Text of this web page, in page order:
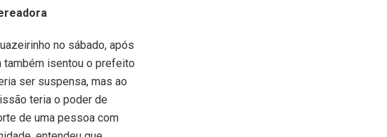
no sábado, após
também isentou o prefeito
ser suspensa, mas ao
teria o poder de
de uma pessoa com